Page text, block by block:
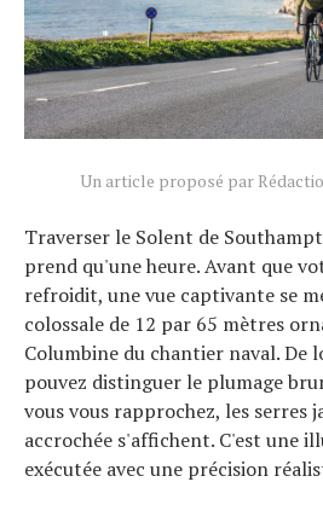
Un article proposé par
Traverser le Solent de
prend qu'une heure. Avant que
refroidit, une vue captivante se
colossale de 12 par 65 mètres
Columbine du chantier naval. De
pouvez distinguer le plumage
vous vous rapprochez, les serres
accrochée s'affichent. C'est une
exécutée avec une précision